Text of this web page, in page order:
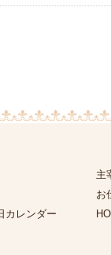
カレンダー
主
お